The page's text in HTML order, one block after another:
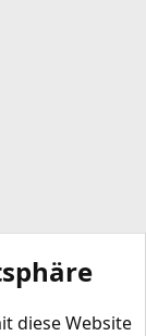
diese Website